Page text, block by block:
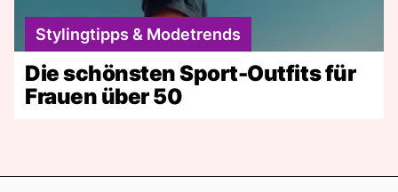
Stylingtipps & Modetrends
Die schönsten Sport-Outfits für
Frauen über 50